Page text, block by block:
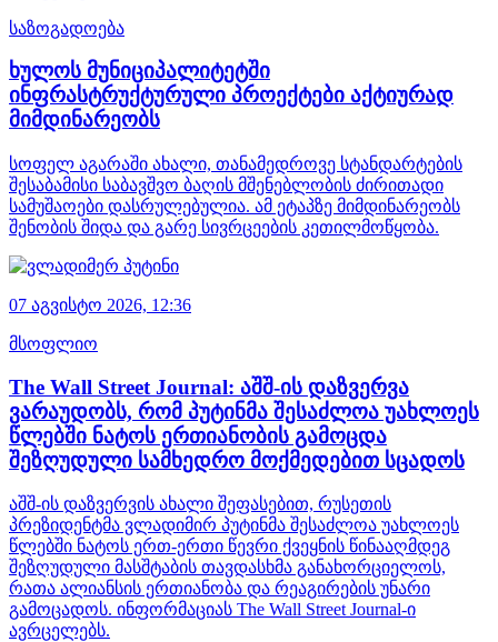
საზოგადოება
ხულოს მუნიციპალიტეტში
ინფრასტრუქტურული პროექტები აქტიურად
მიმდინარეობს
სოფელ აგარაში ახალი, თანამედროვე სტანდარტების
შესაბამისი საბავშვო ბაღის მშენებლობის ძირითადი
სამუშაოები დასრულებულია. ამ ეტაპზე მიმდინარეობს
შენობის შიდა და გარე სივრცეების კეთილმოწყობა.
07 აგვისტო 2026, 12:36
მსოფლიო
The Wall Street Journal: აშშ-ის დაზვერვა
ვარაუდობს, რომ პუტინმა შესაძლოა უახლოეს
წლებში ნატოს ერთიანობის გამოცდა
შეზღუდული სამხედრო მოქმედებით სცადოს
აშშ-ის დაზვერვის ახალი შეფასებით, რუსეთის
პრეზიდენტმა ვლადიმირ პუტინმა შესაძლოა უახლოეს
წლებში ნატოს ერთ-ერთი წევრი ქვეყნის წინააღმდეგ
შეზღუდული მასშტაბის თავდასხმა განახორციელოს,
რათა ალიანსის ერთიანობა და რეაგირების უნარი
გამოცადოს. ინფორმაციას The Wall Street Journal-ი
ავრცელებს.